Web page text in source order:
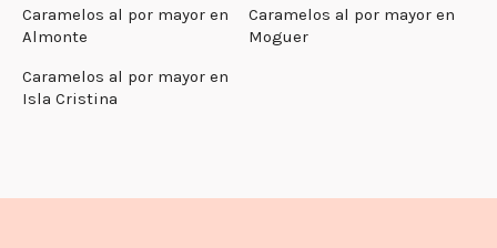
Caramelos al por mayor en
Almonte
Caramelos al por mayor en
Moguer
Caramelos al por mayor en
Isla Cristina